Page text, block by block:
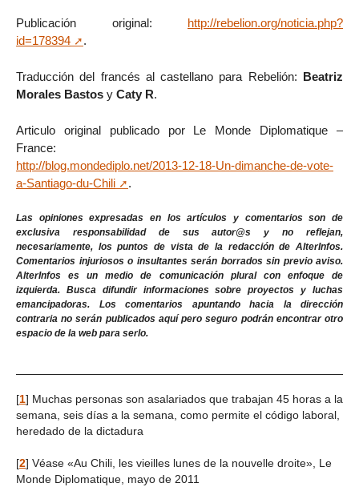
Publicación original:
http://rebelion.org/noticia.php?
id=178394
.
Traducción del francés al castellano para Rebelión: Beatriz
Morales Bastos y Caty R.
Articulo original publicado por Le Monde Diplomatique –
France:
http://blog.mondediplo.net/2013-12-18-Un-dimanche-de-vote-
a-Santiago-du-Chili
.
Las opiniones expresadas en los artículos y comentarios son de
exclusiva responsabilidad de sus autor@s y no reflejan,
necesariamente, los puntos de vista de la redacción de AlterInfos.
Comentarios injuriosos o insultantes serán borrados sin previo aviso.
AlterInfos es un medio de comunicación plural con enfoque de
izquierda. Busca difundir informaciones sobre proyectos y luchas
emancipadoras. Los comentarios apuntando hacia la dirección
contraria no serán publicados aquí pero seguro podrán encontrar otro
espacio de la web para serlo.
[1] Muchas personas son asalariados que trabajan 45 horas a la
semana, seis días a la semana, como permite el código laboral,
heredado de la dictadura
[2] Véase «Au Chili, les vieilles lunes de la nouvelle droite», Le
Monde Diplomatique, mayo de 2011